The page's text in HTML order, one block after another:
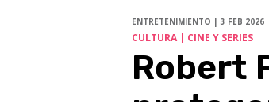
ENTRETENIMIENTO | 3 FEB 2026
CULTURA | CINE Y SERIES
Robert